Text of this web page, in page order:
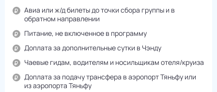
Авиа или ж/д билеты до точки сбора группы и в
обратном направлении
Питание, не включенное в программу
Доплата за дополнительные сутки в Чэнду
Чаевые гидам, водителям и носильщикам отеля/круиза
Доплата за подачу трансфера в аэропорт Тяньфу или
из аэропорта Тяньфу